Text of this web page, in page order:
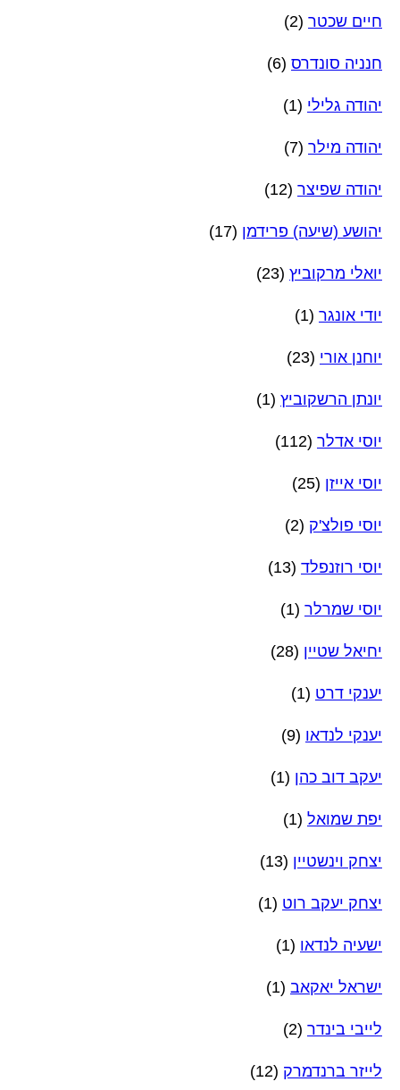
חיים שכטר (2)
חנניה סונדרס (6)
יהודה גלילי (1)
יהודה מילר (7)
יהודה שפיצר (12)
יהושע (שיעה) פרידמן (17)
יואלי מרקוביץ (23)
יודי אונגר (1)
יוחנן אורי (23)
יונתן הרשקוביץ (1)
יוסי אדלר (112)
יוסי אייזן (25)
יוסי פולצ'ק (2)
יוסי רוזנפלד (13)
יוסי שמרלר (1)
יחיאל שטיין (28)
יענקי דרט (1)
יענקי לנדאו (9)
יעקב דוב כהן (1)
יפת שמואל (1)
יצחק וינשטיין (13)
יצחק יעקב רוט (1)
ישעיה לנדאו (1)
ישראל יאקאב (1)
לייבי בינדר (2)
לייזר ברנדמרק (12)